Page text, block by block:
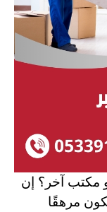
مكتب آخر؟ إن
مرهقًا